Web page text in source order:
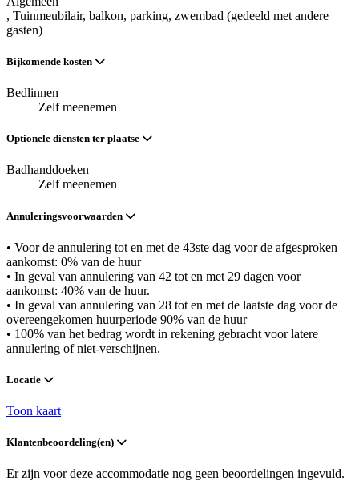
, Tuinmeubilair, balkon, parking, zwembad (gedeeld met andere
gasten)
Bijkomende kosten
Bedlinnen
Zelf meenemen
Optionele diensten ter plaatse
Badhanddoeken
Zelf meenemen
Annuleringsvoorwaarden
• Voor de annulering tot en met de 43ste dag voor de afgesproken
aankomst: 0% van de huur
• In geval van annulering van 42 tot en met 29 dagen voor
aankomst: 40% van de huur.
• In geval van annulering van 28 tot en met de laatste dag voor de
overeengekomen huurperiode 90% van de huur
• 100% van het bedrag wordt in rekening gebracht voor latere
annulering of niet-verschijnen.
Locatie
Toon kaart
Klantenbeoordeling(en)
Er zijn voor deze accommodatie nog geen beoordelingen ingevuld.